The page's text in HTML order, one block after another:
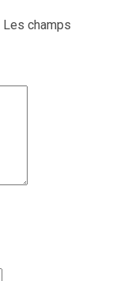
Les champs